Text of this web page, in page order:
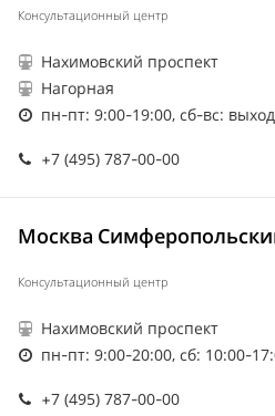
Консультационный центр
Нахимовский проспект
Нагорная
пн-пт: 9:00-19:00, сб-вс:
+7 (495) 787-00-00
Москва
Консультационный центр
Нахимовский проспект
пн-пт: 9:00-20:00, сб: 10:00-
+7 (495) 787-00-00